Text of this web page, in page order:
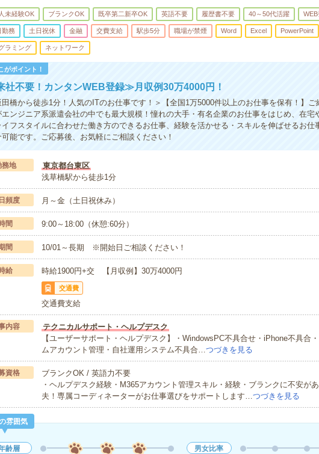
未経験OK ブランクOK 既卒第二新卒OK 英語不要 履歴書不要 40～50代活躍
勤務 土日祝休 金融 交費支給 駅歩5分 職場が禁煙 Word Excel PowerPoint
ラミング ネットワーク
がポイント！
不要！カンタンWEB登録≫月収例30万4000円！
田橋から徒歩1分！人気のITのお仕事です！＞【全国1万5000件以上のお仕事を保有！】ご
エンジニア系派遣会社の中でも最大規模！憧れの大手・有名企業のお仕事をはじめ、在宅
イフスタイルに合わせた働き方のできるお仕事、経験を活かせる・スキルを伸ばせるお仕
能です。ご応募後、お気軽にご相談ください！
務地
東京都台東区
浅草橋駅から徒歩1分
頻度 月～金（土日祝休み）
間 9:00～18:00（休憩:60分）
間 10/01～長期 ※開始日ご相談ください！
給 時給1900円+交 【月収例】30万4000円
交通費
交通費支給
内容
テクニカルサポート・ヘルプデスク
【ユーザーサポート・ヘルプデスク】・WindowsPC不具合せ・iPhone不具合
ムアカウント管理・自社運用システム不具合…つづきを見る
資格
ブランクOK / 英語力不要
・ヘルプデスク経験・M365アカウント管理スキル・経験・ブランクに不安が
夫！専属コーディネーターがお仕事選びをサポートします…つづきを見る
雰囲気
齢層
男女比率